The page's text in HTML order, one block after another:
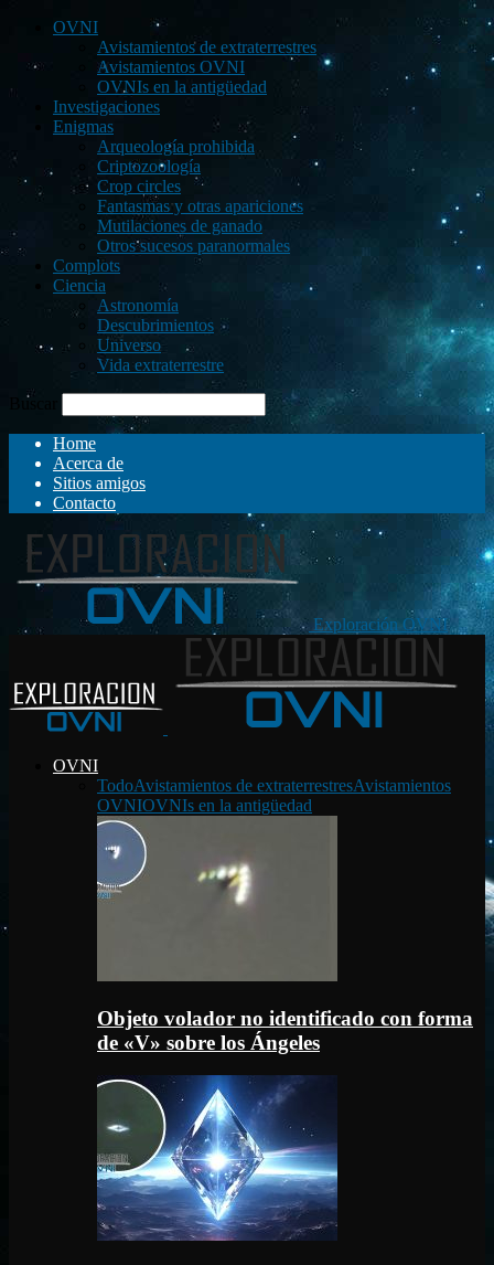
OVNI
Avistamientos de extraterrestres
Avistamientos OVNI
OVNIs en la antigüedad
Investigaciones
Enigmas
Arqueología prohibida
Criptozoología
Crop circles
Fantasmas y otras apariciones
Mutilaciones de ganado
Otros sucesos paranormales
Complots
Ciencia
Astronomía
Descubrimientos
Universo
Vida extraterrestre
Buscar
Home
Acerca de
Sitios amigos
Contacto
Exploración OVNI
OVNI
TodoAvistamientos de extraterrestresAvistamientos
OVNIOVNIs en la antigüedad
Objeto volador no identificado con forma
de «V» sobre los Ángeles